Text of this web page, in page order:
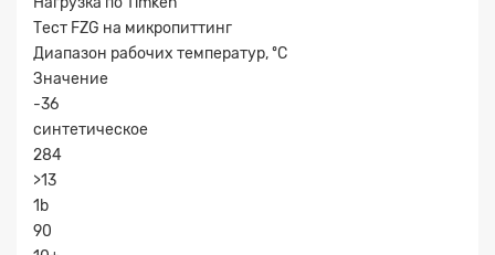
Тест FZG на микропиттинг
Диапазон рабочих температур, ºC
Значение
-36
синтетическое
284
>13
1b
90